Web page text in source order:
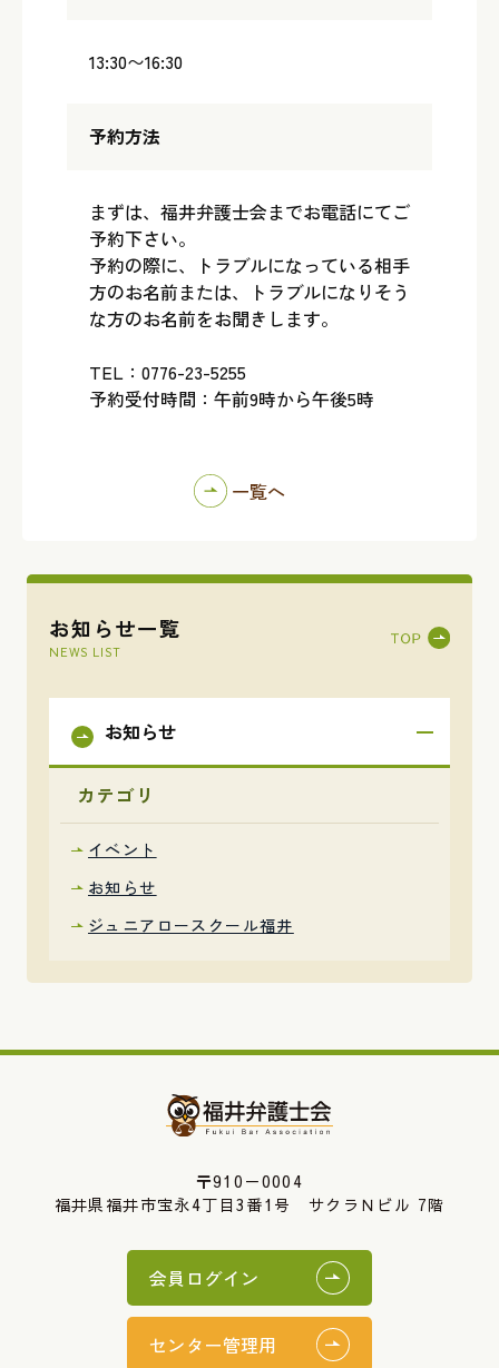
お知らせ一覧
NEWS LIST
お知らせ
カテゴリ
イベント
お知らせ
ジュニアロースクール福井
13:30〜16:30
予約方法
まずは、福井弁護士会までお電話にてご
予約下さい。
予約の際に、トラブルになっている相手
方のお名前または、トラブルになりそう
な方のお名前をお聞きします。
TEL：0776-23-5255
予約受付時間：午前9時から午後5時
一覧へ
〒910－0004
福井県福井市宝永4丁目3番1号 サクラＮビル 7階
会員ログイン
センター管理用